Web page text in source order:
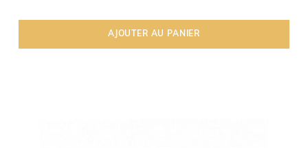
AJOUTER AU PANIER